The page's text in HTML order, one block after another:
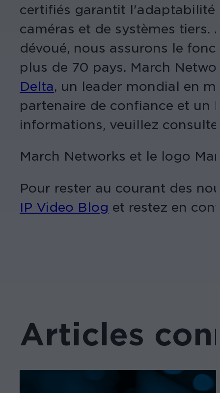
certifiés garantit l'adaptabilité
caméras et de systèmes tiers.
dévoué, nous assurons le
plus de 70 pays. March
Delta, un leader mondial en
partenaire de confiance et un
informations, veuillez
March Networks et le logo
Pour rester au courant des
IP Video Blog et restez en
Articles